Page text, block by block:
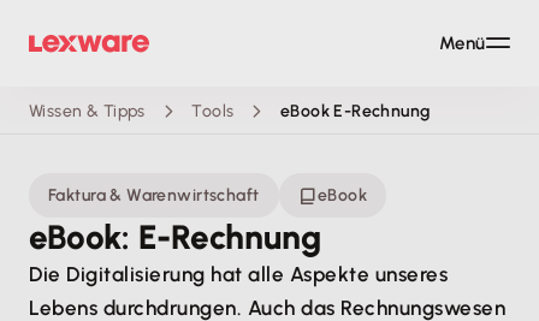
Wissen & Tipps Tools eBook E-Rechnung
Faktura & Warenwirtschaft eBook
eBook: E-Rechnung
Die Digitalisierung hat alle Aspekte unseres
Lebens durchdrungen. Auch das Rechnungswesen
Menü